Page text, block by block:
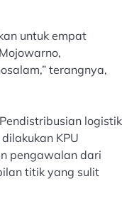
untuk empat
terangnya,
logistik
KPU
pengawalan dari
titik yang sulit